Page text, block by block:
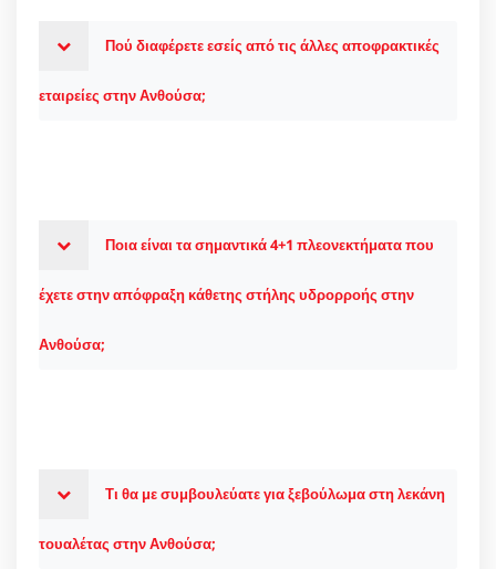
Πού διαφέρετε εσείς από τις άλλες αποφρακτικές
εταιρείες στην Ανθούσα;
Ποια είναι τα σημαντικά 4+1 πλεονεκτήματα που
έχετε στην απόφραξη κάθετης στήλης υδρορροής στην
Ανθούσα;
Τι θα με συμβουλεύατε για ξεβούλωμα στη λεκάνη
τουαλέτας στην Ανθούσα;